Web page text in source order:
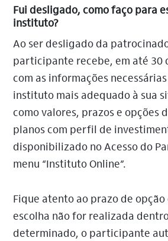
Fui desligado, como faço para
instituto?
Ao ser desligado da
participante recebe, em até 30
com as informações
instituto mais adequado à sua
como valores, prazos e opções
planos com perfil de
disponibilizado no Acesso do
menu “Instituto Online”.
Fique atento ao prazo de
escolha não for realizada
determinado, o participante